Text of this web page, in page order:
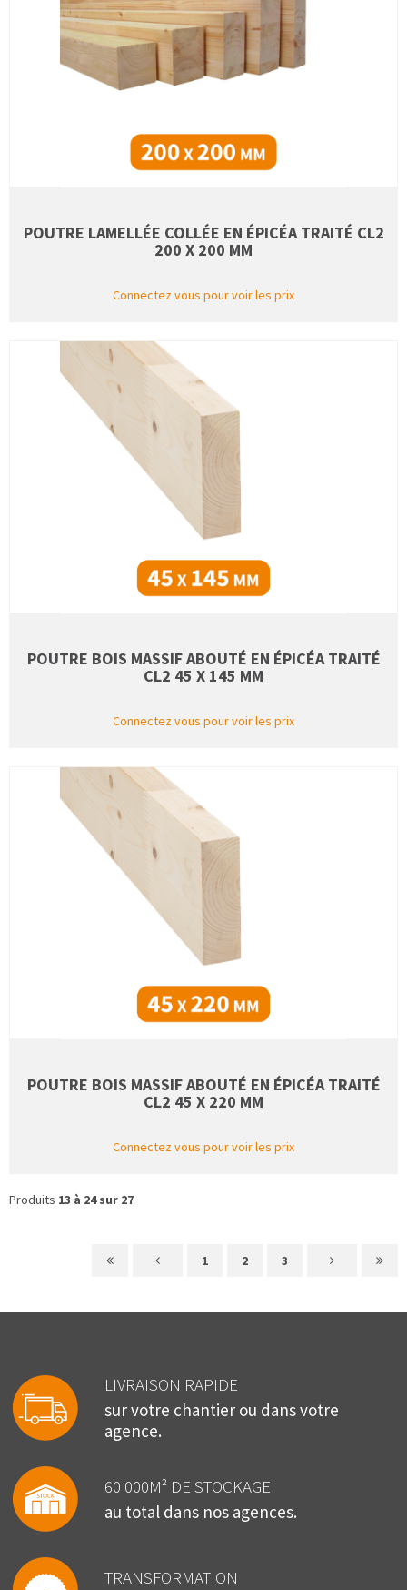
POUTRE LAMELLÉE COLLÉE EN ÉPICÉA TRAITÉ CL2
200 X 200 MM
Connectez vous pour voir les prix
POUTRE BOIS MASSIF ABOUTÉ EN ÉPICÉA TRAITÉ
CL2 45 X 145 MM
Connectez vous pour voir les prix
POUTRE BOIS MASSIF ABOUTÉ EN ÉPICÉA TRAITÉ
CL2 45 X 220 MM
Connectez vous pour voir les prix
Produits 13 à 24 sur 27
1 2 3
LIVRAISON RAPIDE
sur votre chantier ou dans votre
agence.
60 000M² DE STOCKAGE
au total dans nos agences.
TRANSFORMATION